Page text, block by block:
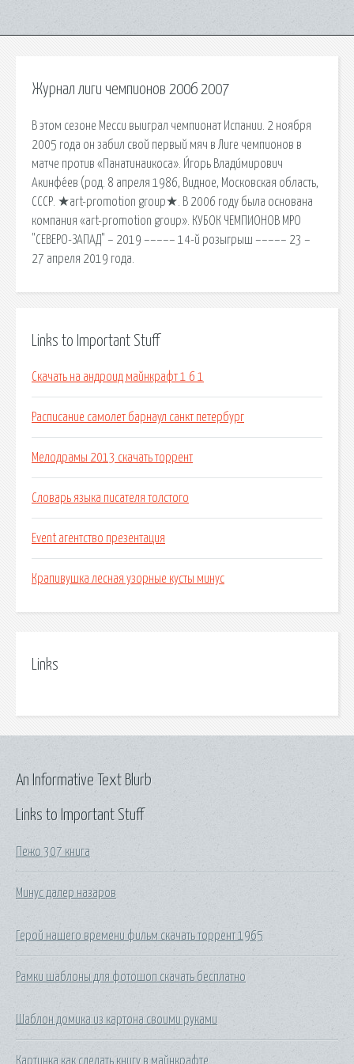
Журнал лиги чемпионов 2006 2007
В этом сезоне Месси выиграл чемпионат Испании. 2 ноября
2005 года он забил свой первый мяч в Лиге чемпионов в
матче против «Панатинаикоса». И́горь Влади́мирович
Акинфе́ев (род. 8 апреля 1986, Видное, Московская область,
СССР. ★art-promotion group★. В 2006 году была основана
компания «art-promotion group». КУБОК ЧЕМПИОНОВ МРО
"СЕВЕРО-ЗАПАД" – 2019 ––––– 14-й розыгрыш ––––– 23 –
27 апреля 2019 года.
Links to Important Stuff
Скачать на андроид майнкрафт 1 6 1
Расписание самолет барнаул санкт петербург
Мелодрамы 2013 скачать торрент
Словарь языка писателя толстого
Event агентство презентация
Крапивушка лесная узорные кусты минус
Links
Links to Important Stuff
Пежо 307 книга
Минус далер назаров
Герой нашего времени фильм скачать торрент 1965
Рамки шаблоны для фотошоп скачать бесплатно
Шаблон домика из картона своими руками
Картинка как сделать книгу в майнкрафте
An Informative Text Blurb